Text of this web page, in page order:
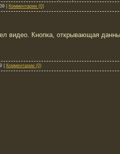
Комментарии (0)
видео. Кнопка, открывающая
Комментарии (0)